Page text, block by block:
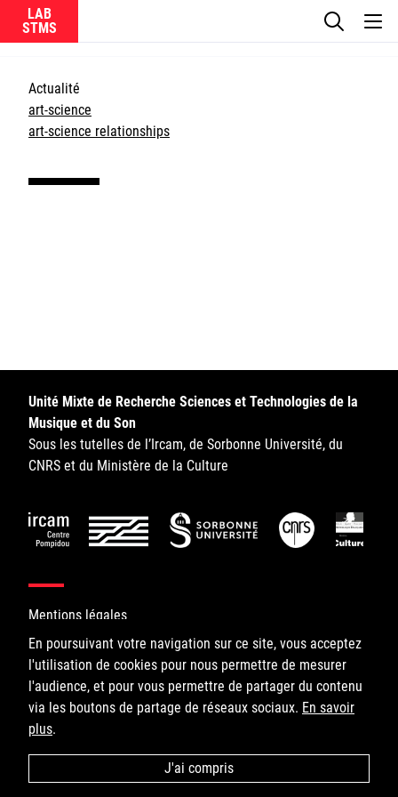
LAB
CNRS
Sorbonne Université
Ministère de la Culture
Offres d'emplois/stages
Login/Signup
Le laboratoire
La recherche
Actualités
Actualité
art-science
art-science relationships
En poursuivant votre navigation sur ce site, vous acceptez
l'utilisation de cookies pour nous permettre de mesurer
l'audience, et pour vous permettre de partager du contenu
via les boutons de partage de réseaux sociaux. En savoir
plus.
J'ai compris
Unité Mixte de Recherche Sciences et Technologies de la
Musique et du Son
Sous les tutelles de l’Ircam, de Sorbonne Université, du
CNRS et du Ministère de la Culture
Mentions légales
©IRCAM, 2026. All Rights Reserved.
1, place Igor-Stravinsky
75004 Paris